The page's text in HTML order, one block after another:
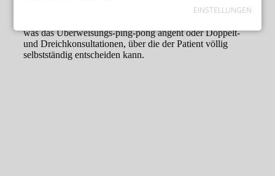
EINSTELLUNGEN